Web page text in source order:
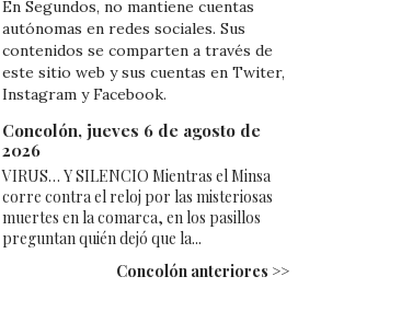
En Segundos, no mantiene cuentas
autónomas en redes sociales. Sus
contenidos se comparten a través de
este sitio web y sus cuentas en Twiter,
Instagram y Facebook.
Concolón, jueves 6 de agosto de
2026
VIRUS… Y SILENCIO Mientras el Minsa
corre contra el reloj por las misteriosas
muertes en la comarca, en los pasillos
preguntan quién dejó que la...
Concolón anteriores >>